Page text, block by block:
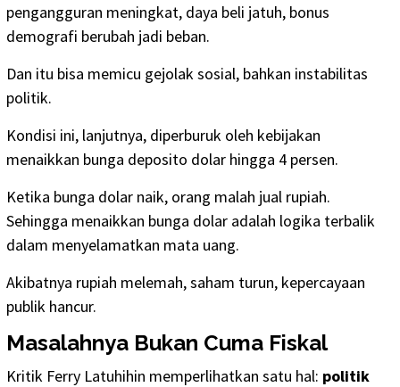
pengangguran meningkat, daya beli jatuh, bonus
demografi berubah jadi beban.
Dan itu bisa memicu gejolak sosial, bahkan instabilitas
politik.
Kondisi ini, lanjutnya, diperburuk oleh kebijakan
menaikkan bunga deposito dolar hingga 4 persen.
Ketika bunga dolar naik, orang malah jual rupiah.
Sehingga menaikkan bunga dolar adalah logika terbalik
dalam menyelamatkan mata uang.
Akibatnya rupiah melemah, saham turun, kepercayaan
publik hancur.
Masalahnya Bukan Cuma Fiskal
Kritik Ferry Latuhihin memperlihatkan satu hal: politik